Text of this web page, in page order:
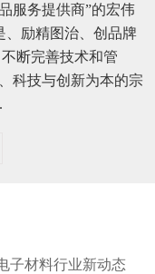
服务提供商”的宏伟
、励精图治、创品牌
断完善技术和管
科技与创新为本的宗
子材料行业新动态